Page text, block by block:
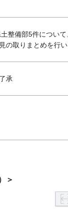
整備部5件について
の取りまとめを行い
承
＞